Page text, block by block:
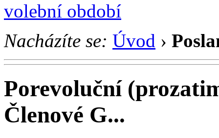
volební období
Nacházíte se: Úvod ›
Porevoluční
Členové G...